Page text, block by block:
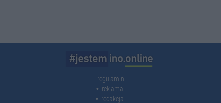
regulamin
reklama
redakcja